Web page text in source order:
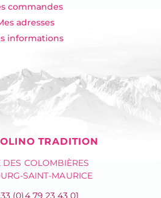
commandes
adresses
informations
TRADITION
DES COLOMBIÈRES
SAINT-MAURICE
(0)4 79 23 43 01